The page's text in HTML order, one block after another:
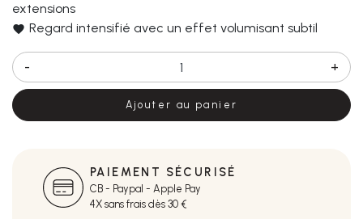
extensions
Regard intensifié avec un effet volumisant subtil
- +
Ajouter au panier
PAIEMENT SÉCURISÉ
CB - Paypal - Apple Pay
4X sans frais dès 30 €